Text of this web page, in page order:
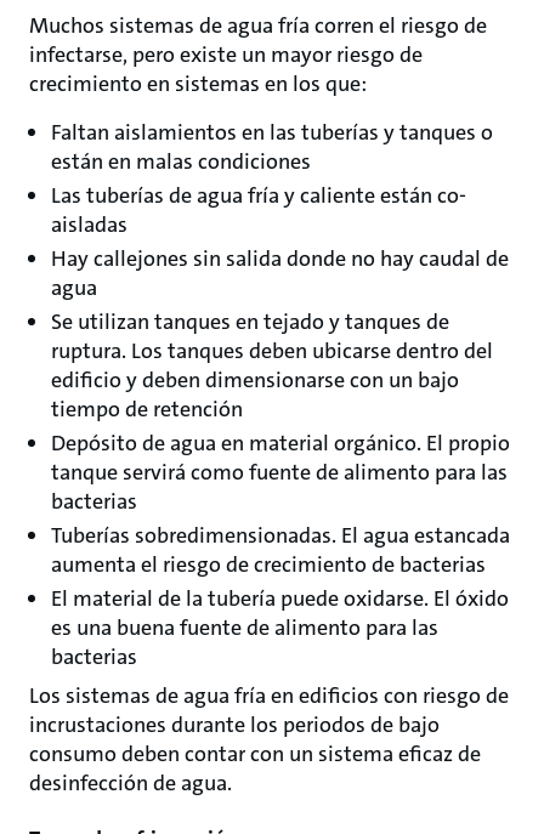
Muchos sistemas de agua fría corren el riesgo de
infectarse, pero existe un mayor riesgo de
crecimiento en sistemas en los que:
Faltan aislamientos en las tuberías y tanques o
están en malas condiciones
Las tuberías de agua fría y caliente están co-
aisladas
Hay callejones sin salida donde no hay caudal de
agua
Se utilizan tanques en tejado y tanques de
ruptura. Los tanques deben ubicarse dentro del
edificio y deben dimensionarse con un bajo
tiempo de retención
Depósito de agua en material orgánico. El propio
tanque servirá como fuente de alimento para las
bacterias
Tuberías sobredimensionadas. El agua estancada
aumenta el riesgo de crecimiento de bacterias
El material de la tubería puede oxidarse. El óxido
es una buena fuente de alimento para las
bacterias
Los sistemas de agua fría en edificios con riesgo de
incrustaciones durante los periodos de bajo
consumo deben contar con un sistema eficaz de
desinfección de agua.